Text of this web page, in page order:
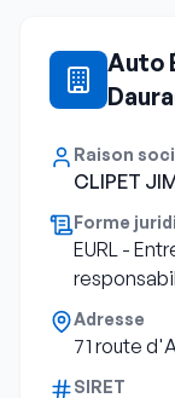
Auto
Raison
CLIPET
Forme
EURL -
Adresse
71 route
SIRET